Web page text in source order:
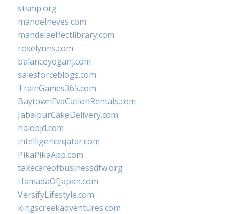
stsmp.org
manoelneves.com
mandelaeffectlibrary.com
roselynns.com
balanceyoganj.com
salesforceblogs.com
TrainGames365.com
BaytownEvaCationRentals.com
JabalpurCakeDelivery.com
halobjd.com
intelligenceqatar.com
PikaPikaApp.com
takecareofbusinessdfw.org
HamadaOfJapan.com
VersifyLifestyle.com
kingscreekadventures.com